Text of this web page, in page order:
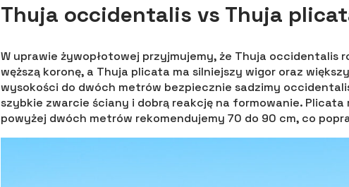
Thuja occidentalis vs Thuja
W uprawie żywopłotowej przyjmujemy, że Thuja occidentalis
węższą koronę, a Thuja plicata ma silniejszy wigor oraz
wysokości do dwóch metrów bezpiecznie sadzimy
szybkie zwarcie ściany i dobrą reakcję na formowanie. Plicata
powyżej dwóch metrów rekomendujemy 70 do 90 cm, co